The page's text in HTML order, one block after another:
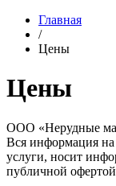
Главная
/
Цены
Цены
ООО «Нерудные
Вся информация на
услуги, носит
публичной